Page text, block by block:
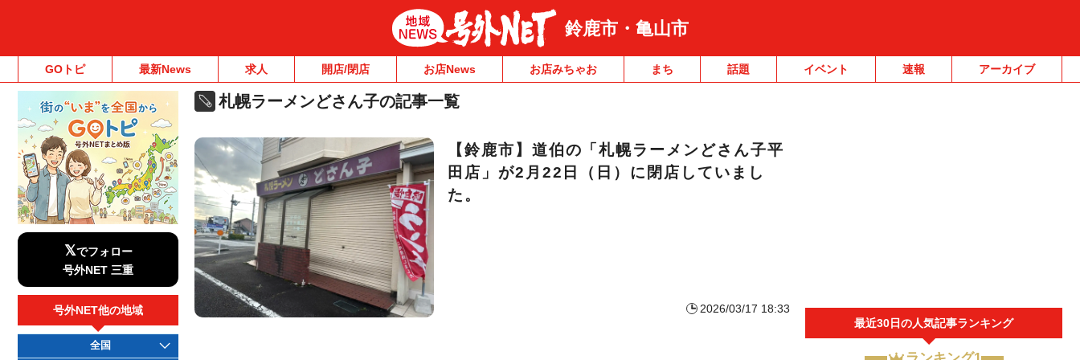
鈴鹿市・亀山市
GOトピ 最新News 求人 開店/閉店 お店News お店みちゃお まち 話題 イベント 速報 アーカイブ
札幌ラーメンどさん子の記事一覧
【鈴鹿市】道伯の「札幌ラーメンどさん子平
田店」が2月22日（日）に閉店していまし
た。
2026/03/17 18:33
最近30日の人気記事ランキング
𝕏でフォロー
号外NET 三重
号外NET他の地域
全国